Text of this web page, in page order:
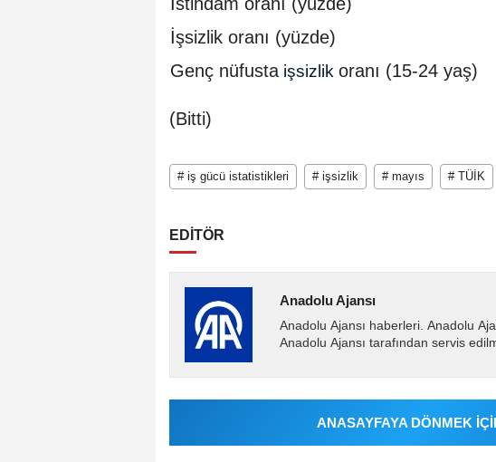
İşsizlik oranı (yüzde)
Genç nüfustaişsizlik oranı (15-24 yaş)
(Bitti)
# iş gücü istatistikleri # işsizlik # mayıs # TÜİK
EDİTÖR
Anadolu Ajansı
Anadolu Ajansı haberleri. Anadolu
Anadolu Ajansı tarafından servis
ANASAYFAYA DÖNMEK